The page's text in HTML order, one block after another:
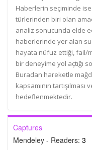
Haberlerin seçiminde ise
türlerinden biri olan
analiz sonucunda elde
haberlerinde yer alan
hayata nüfuz ettiği, fail/
bir deneyime yol açtığı
Buradan hareketle
kapsamının
hedeflenmektedir.
Captures
Mendeley - Readers: 3